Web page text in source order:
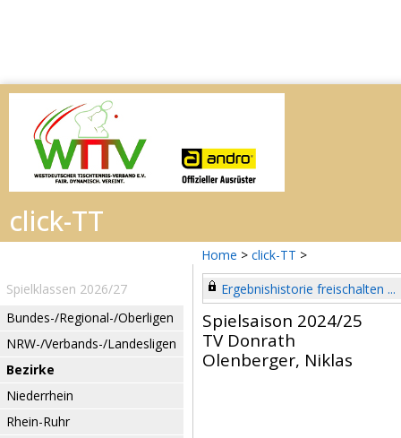
Home > click-TT >
Spielklassen 2026/27
Bundes-/Regional-/Oberligen
NRW-/Verbands-/Landesligen
Bezirke
Niederrhein
Rhein-Ruhr
Ergebnishistorie freischalten ...
Spielsaison 2024/25
TV Donrath
Olenberger, Niklas